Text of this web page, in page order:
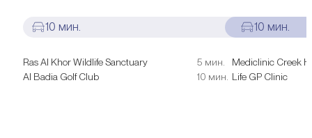
10 мин.
Ras Al Khor Wildlife Sanctuary
5 мин.
Al Badia Golf Club
10 мин.
10 мин.
Mediclinic Creek
Life GP Clinic